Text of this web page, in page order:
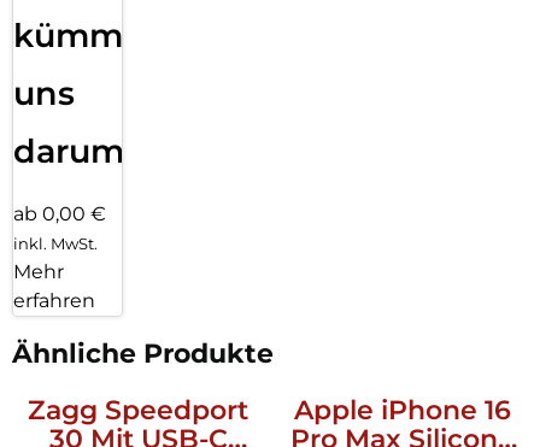
kümmern
uns
darum!
ab 0,00 €
inkl. MwSt.
Mehr
erfahren
Ähnliche Produkte
Zagg Speedport
30 Mit USB-C
Apple iPhone 16
Pro Max Silicone